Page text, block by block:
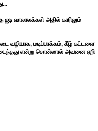
ஐடி வாலாலக்கள் அதில் காரிலும்
வழியாக, மடிப்பாக்கம், கீ்ழ் கட்டளை
என்று சொன்னால் அவனை ஏறி